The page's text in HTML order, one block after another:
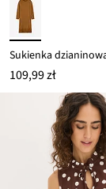
109,99 zł